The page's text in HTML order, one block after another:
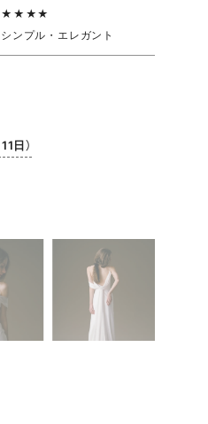
★★★★
シンプル・エレガント
日）